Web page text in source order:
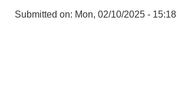
Submitted on: Mon, 02/10/2025 - 15:18